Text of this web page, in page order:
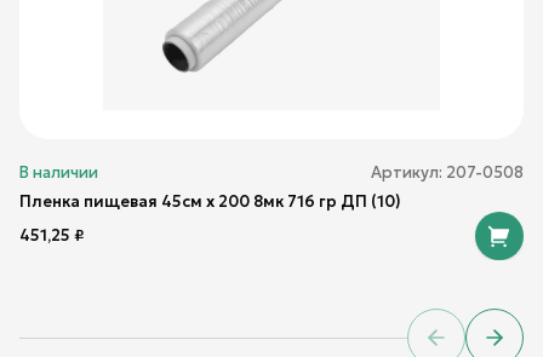
В наличии Артикул: 207-0508
Пленка пищевая 45см х 200 8мк 716 гр ДП (10)
451,25 ₽
Previous
Next